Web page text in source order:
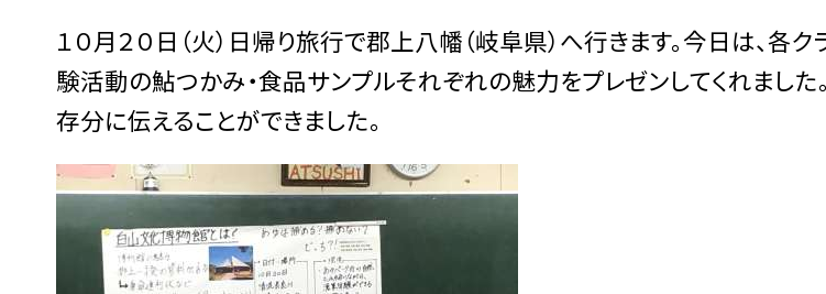
１０月２０日（火）日帰り旅行で郡上八幡（岐阜県）へ行きます。今日は、各
験活動の鮎つかみ・食品サンプルそれぞれの魅力をプレゼンしてくれました
存分に伝えることができました。